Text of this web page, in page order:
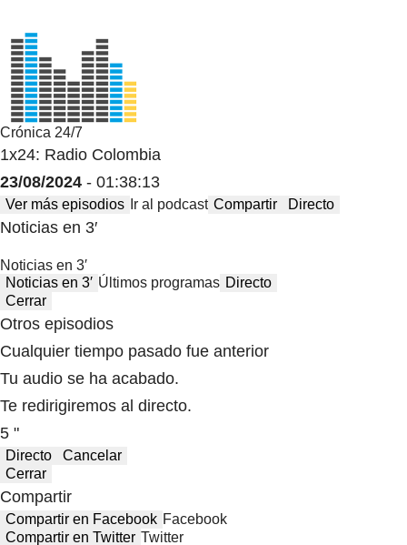
Crónica 24/7
1x24: Radio Colombia
23/08/2024 - 01:38:13
Ver más episodios Ir al podcast Compartir Directo
Noticias en 3′
Noticias en 3′
Noticias en 3′ Últimos programas Directo
Cerrar
Otros episodios
Cualquier tiempo pasado fue anterior
Tu audio se ha acabado.
Te redirigiremos al directo.
5 "
Directo
Cancelar
Cerrar
Compartir
Compartir en Facebook Facebook
Compartir en Twitter Twitter